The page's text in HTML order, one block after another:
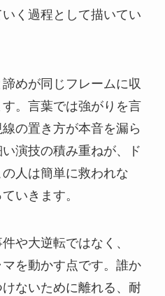
く過程として描いてい
めが同じフレームに収
。言葉では強がりを言
の置き方が本音を漏ら
演技の積み重ねが、ド
人は簡単に救われな
いきます。
や大逆転ではなく、
を動かす点です。誰か
ないために離れる、耐